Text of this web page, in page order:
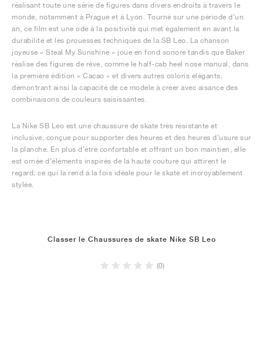
réalisant toute une série de figures dans divers endroits à travers le
monde, notamment à Prague et à Lyon. Tourné sur une période d’un
an, ce film est une ode à la positivité qui met également en avant la
durabilité et les prouesses techniques de la SB Leo. La chanson
joyeuse « Steal My Sunshine » joue en fond sonore tandis que Baker
réalise des figures de rêve, comme le half-cab heel nose manual, dans
la première édition « Cacao » et divers autres coloris élégants,
démontrant ainsi la capacité de ce modèle à créer avec aisance des
combinaisons de couleurs saisissantes.
La Nike SB Leo est une chaussure de skate très résistante et
inclusive, conçue pour supporter des heures et des heures d’usure sur
la planche. En plus d’être confortable et offrant un bon maintien, elle
est ornée d’éléments inspirés de la haute couture qui attirent le
regard, ce qui la rend à la fois idéale pour le skate et incroyablement
stylée.
Classer le Chaussures de skate Nike SB Leo
(0)